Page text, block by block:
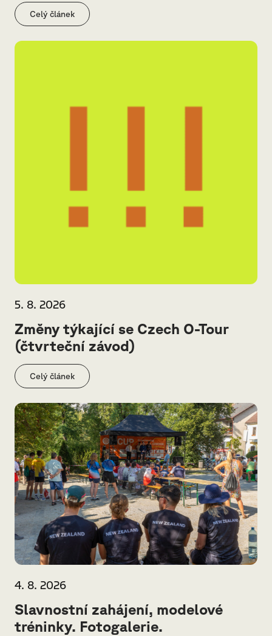
Celý článek
5. 8. 2026
Změny týkající se Czech O-Tour
(čtvrteční závod)
Celý článek
4. 8. 2026
Slavnostní zahájení, modelové
tréninky. Fotogalerie.